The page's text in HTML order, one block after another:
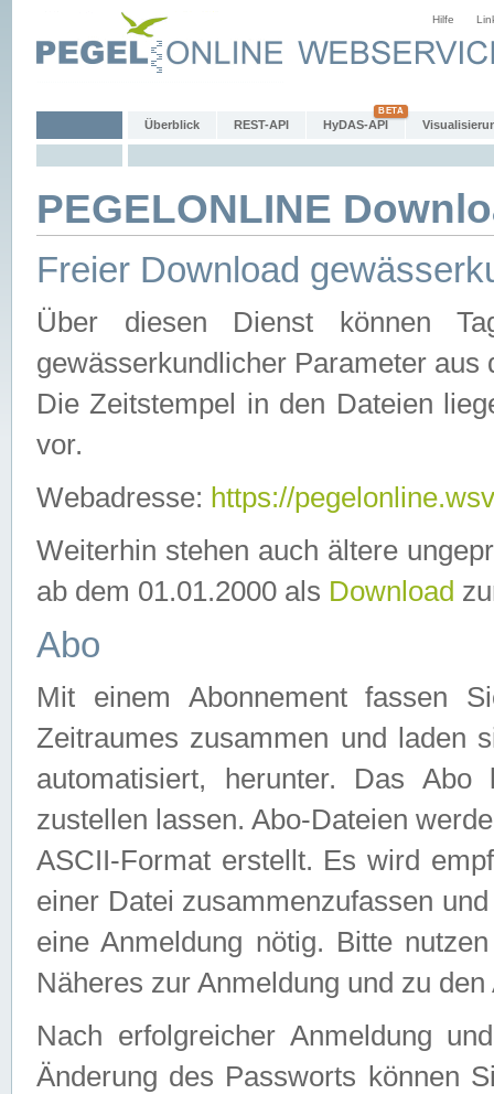
Hilfe
Überblick REST-API HyDAS-API
PEGELONLINE
Freier Download
Über diesen Dienst können
gewässerkundlicher Parameter aus
Die Zeitstempel in den Dateien
vor.
Webadresse: https://
Weiterhin stehen auch ältere
ab dem 01.01.2000 als Download
Abo
Mit einem Abonnement fassen
Zeitraumes zusammen und laden
automatisiert, herunter. Das
zustellen lassen. Abo-Dateien
ASCII-Format erstellt. Es wird
einer Datei zusammenzufassen
eine Anmeldung nötig. Bitte
Näheres zur Anmeldung und zu
Nach erfolgreicher Anmeldung
Änderung des Passworts können